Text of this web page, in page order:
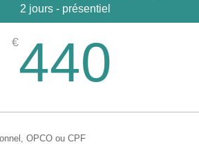
2 jours - présentiel
€440
OPCO ou CPF